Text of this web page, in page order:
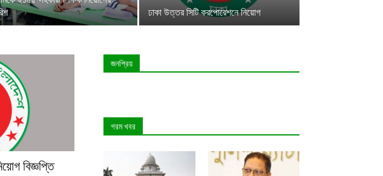
ঢাকা উত্তর সিটি করপোরেশনে নিয়োগ
বিজ্ঞপ্তি
জনপ্রিয়
গরম খবর